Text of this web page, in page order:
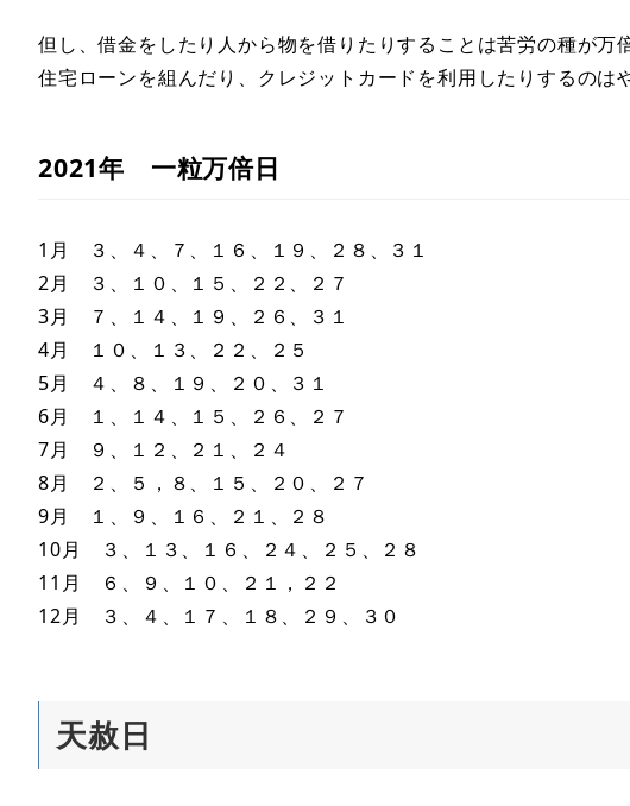
但し、借金をしたり人から物を借りたりすることは苦労の種が万
住宅ローンを組んだり、クレジットカードを利用したりするのは
2021年 一粒万倍日
1月 ３、４、７、１６、１９、２８、３１
2月 ３、１０、１５、２２、２７
3月 ７、１４、１９、２６、３１
4月 １０、１３、２２、２５
5月 ４、８、１９、２０、３１
6月 １、１４、１５、２６、２７
7月 ９、１２、２１、２４
8月 ２、５，８、１５、２０、２７
9月 １、９、１６、２１、２８
10月 ３、１３、１６、２４、２５、２８
11月 ６、９、１０、２１，２２
12月 ３、４、１７、１８、２９、３０
天赦日